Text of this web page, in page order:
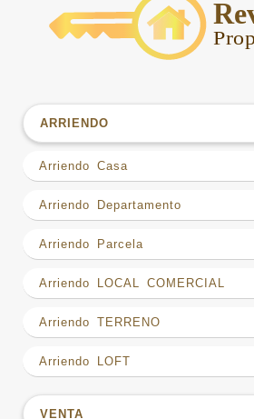
ARRIENDO
Arriendo Casa
Arriendo Departamento
Arriendo Parcela
Arriendo LOCAL COMERCIAL
Arriendo TERRENO
Arriendo LOFT
VENTA